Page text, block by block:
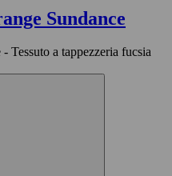
Sundance
Tessuto a tappezzeria fucsia